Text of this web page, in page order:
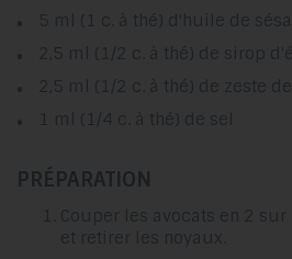
5 ml (1 c. à thé) d'huile de
2,5 ml (1/2 c. à thé) de sirop
2,5 ml (1/2 c. à thé) de zeste
1 ml (1/4 c. à thé) de sel
PRÉPARATION
Couper les avocats en 2
et retirer les noyaux.